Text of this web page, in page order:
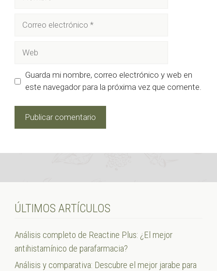
Guarda mi nombre, correo electrónico y web en
este navegador para la próxima vez que comente.
ÚLTIMOS ARTÍCULOS
Análisis completo de Reactine Plus: ¿El mejor
antihistamínico de parafarmacia?
Análisis y comparativa: Descubre el mejor jarabe para